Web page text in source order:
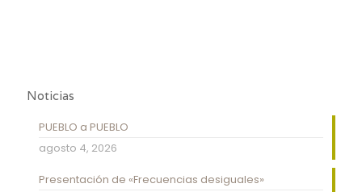
Noticias
PUEBLO a PUEBLO
agosto 4, 2026
Presentación de «Frecuencias desiguales»